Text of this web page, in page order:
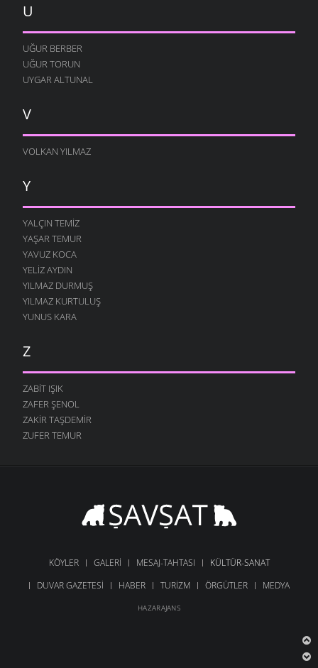
U
UĞUR BERBER
UĞUR TORUN
UYGAR ALTUNAL
V
VOLKAN YILMAZ
Y
YALÇIN TEMIZ
YAŞAR TEMUR
YAVUZ KOCA
YELIZ AYDIN
YILMAZ DURMUŞ
YILMAZ KURTULUŞ
YUNUS KARA
Z
ZABIT IŞIK
ZAFER ŞENOL
ZAKIR TAŞDEMIR
ZUFER TEMUR
KÖYLER GALERI MESAJ-TAHTASI
KÜLTÜR-SANAT
DUVAR GAZETESI
HABER TURIZM ÖRGÜTLER MEDYA
HAZARAJANS